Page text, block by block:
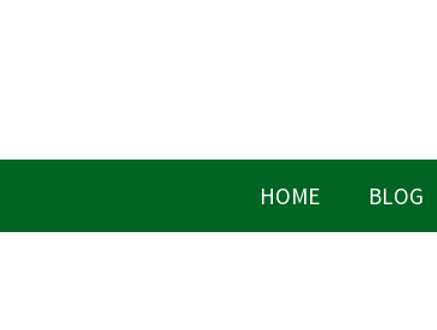
HOME BLOG